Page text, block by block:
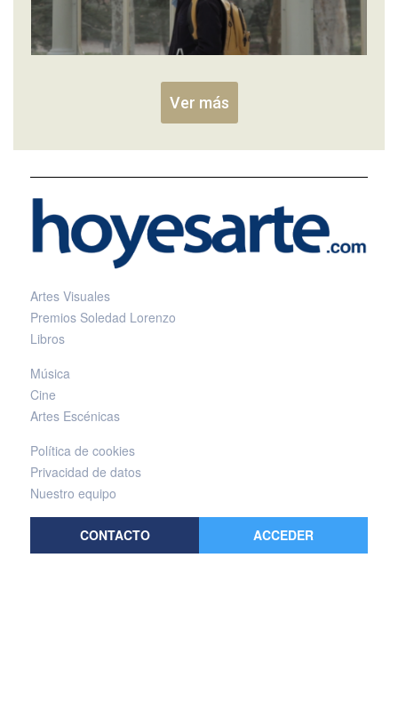
Ver más
Artes Visuales
Premios Soledad Lorenzo
Libros
Música
Cine
Artes Escénicas
Política de cookies
Privacidad de datos
Nuestro equipo
CONTACTO ACCEDER